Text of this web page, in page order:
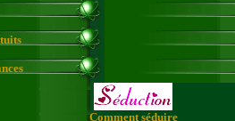
Comment séduire